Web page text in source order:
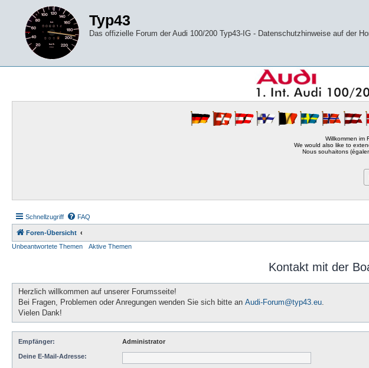
Typ43
Das offizielle Forum der Audi 100/200 Typ43-IG - Datenschutzhinweise auf der
Willkommen im
We would also like to
Nous souhaitons
Schnellzugriff FAQ
Foren-Übersicht
Unbeantwortete Themen
Aktive Themen
Kontakt mit der
Herzlich willkommen auf unserer Forumsseite!
Bei Fragen, Problemen oder Anregungen wenden Sie sich bitte an Audi-Forum@typ43.eu.
Vielen Dank!
Empfänger: Administrator
Deine E-Mail-Adresse: